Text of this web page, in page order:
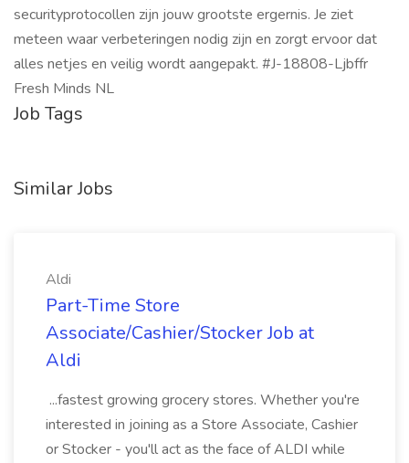
securityprotocollen zijn jouw grootste ergernis. Je ziet
meteen waar verbeteringen nodig zijn en zorgt ervoor dat
alles netjes en veilig wordt aangepakt. #J-18808-Ljbffr
Fresh Minds NL
Job Tags
Similar Jobs
Aldi
Part-Time Store
Associate/Cashier/Stocker Job at
Aldi
...fastest growing grocery stores. Whether you're
interested in joining as a Store Associate, Cashier
or Stocker - you'll act as the face of ALDI while